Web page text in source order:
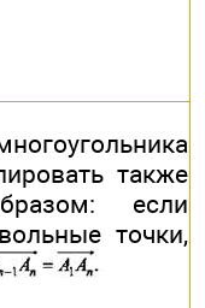
также
если
точки,